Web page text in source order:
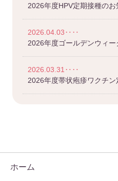
2026年度HPV定期接種のお
2026.04.03‥‥
2026年度ゴールデンウィ
2026.03.31‥‥
2026年度帯状疱疹ワクチ
ホーム